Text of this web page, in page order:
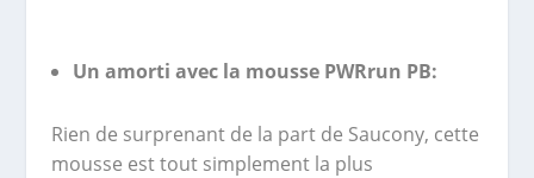
Un amorti avec la mousse PWRrun PB:
Rien de surprenant de la part de Saucony, cette
mousse est tout simplement la plus